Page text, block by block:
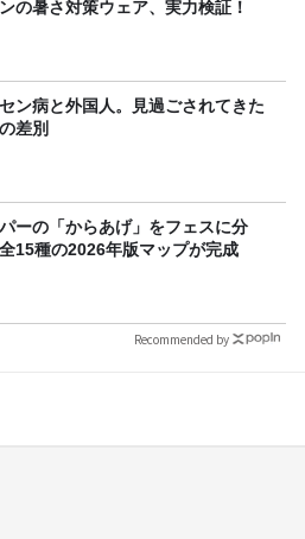
の暑さ対策ウェア、実力検証！
ン病と外国人。見過ごされてきた
差別
ーの「からあげ」をフェスに分
15種の2026年版マップが完成
Recommended by